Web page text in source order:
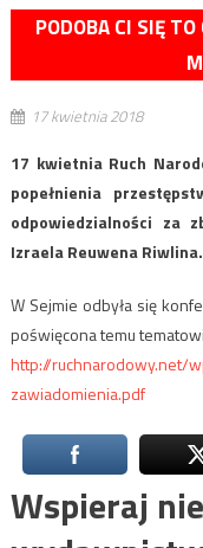
PODOBA CI SIĘ
17 kwietnia 2018
17 kwietnia Ruch
popełnienia
odpowiedzialności za
Izraela Reuwena Riwlina.
W Sejmie odbyła się
poświęcona temu
http://ruchnarodowy.net/
zawiadomienia.pdf
Wspieraj